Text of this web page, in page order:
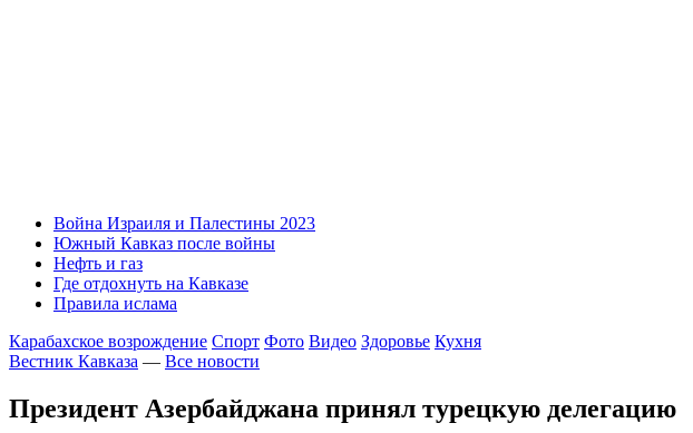
Война Израиля и Палестины 2023
Южный Кавказ после войны
Нефть и газ
Где отдохнуть на Кавказе
Правила ислама
Карабахское возрождение Спорт Фото Видео Здоровье Кухня
Вестник Кавказа — Все новости
Президент Азербайджана принял турецкую делегацию